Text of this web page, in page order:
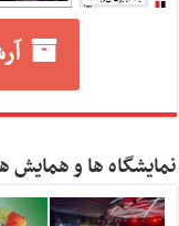
نمایشگاه ها و همایش